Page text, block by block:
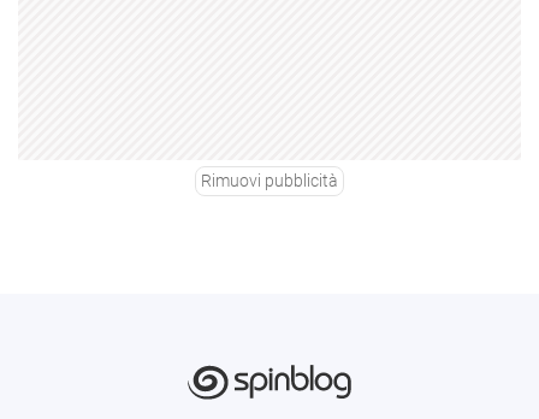
Rimuovi pubblicità